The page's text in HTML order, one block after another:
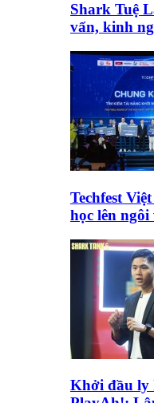
Shark Tuệ
vấn, kinh
Techfest
học lên
Khởi đầu ly